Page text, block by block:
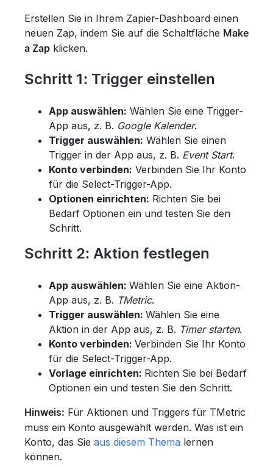
Erstellen Sie in Ihrem Zapier-Dashboard einen
neuen Zap, indem Sie auf die Schaltfläche Make
a Zap klicken.
Schritt 1: Trigger einstellen
App auswählen: Wählen Sie eine Trigger-
App aus, z. B. Google Kalender.
Trigger auswählen: Wählen Sie einen
Trigger in der App aus, z. B. Event Start.
Konto verbinden: Verbinden Sie Ihr Konto
für die Select-Trigger-App.
Optionen einrichten: Richten Sie bei
Bedarf Optionen ein und testen Sie den
Schritt.
Schritt 2: Aktion festlegen
App auswählen: Wählen Sie eine Aktion-
App aus, z. B. TMetric.
Trigger auswählen: Wählen Sie eine
Aktion in der App aus, z. B. Timer starten.
Konto verbinden: Verbinden Sie Ihr Konto
für die Select-Trigger-App.
Vorlage einrichten: Richten Sie bei Bedarf
Optionen ein und testen Sie den Schritt.
Hinweis: Für Aktionen und Triggers für TMetric
muss ein Konto ausgewählt werden. Was ist ein
Konto, das Sie aus diesem Thema lernen
können.